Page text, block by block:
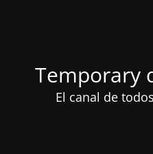
Temporary
El canal de